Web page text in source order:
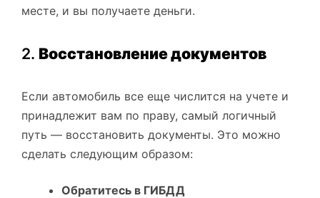
месте, и вы получаете деньги.
2. Восстановление документов
Если автомобиль все еще числится на учете и
принадлежит вам по праву, самый логичный
путь — восстановить документы. Это можно
сделать следующим образом:
Обратитесь в ГИБДД